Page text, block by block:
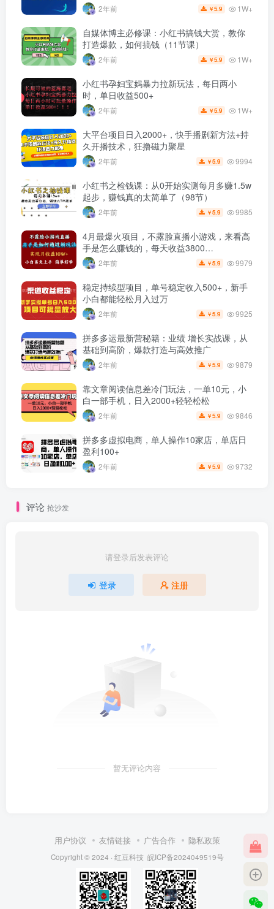
2年前 ￥5.9 1W+
自媒体博主必修课：小红书搞钱大赏，教你
打造爆款，如何搞钱（11节课）
2年前 ￥5.9 1W+
小红书孕妇宝妈暴力拉新玩法，每日两小
时，单日收益500+
2年前 ￥5.9 1W+
大平台项目日入2000+，快手播剧新方法+持
久开播技术，狂撸磁力聚星
2年前 ￥5.9 9994
小红书之检钱课：从0开始实测每月多赚1.5w
起步，赚钱真的太简单了（98节）
2年前 ￥5.9 9985
4月最爆火项目，不露脸直播小游戏，来看高
手是怎么赚钱的，每天收益3800…
2年前 ￥5.9 9979
稳定持续型项目，单号稳定收入500+，新手
小白都能轻松月入过万
2年前 ￥5.9 9925
拼多多运最新营秘籍：业绩 增长实战课，从
基础到高阶，爆款打造与高效推广
2年前 ￥5.9 9879
靠文章阅读信息差冷门玩法，一单10元，小
白一部手机，日入2000+轻轻松松
2年前 ￥5.9 9846
拼多多虚拟电商，单人操作10家店，单店日
盈利100+
2年前 ￥5.9 9732
评论 抢沙发
请登录后发表评论
登录 注册
暂无评论内容
用户协议 友情链接 广告合作 隐私政策
Copyright © 2024 · 红豆科技 皖ICP备2024049519号